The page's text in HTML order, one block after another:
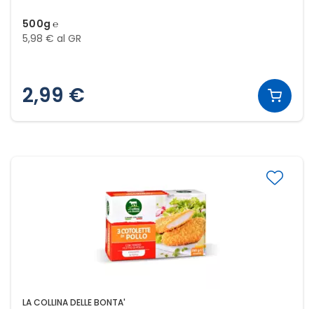
500g ℮
5,98 € al GR
2,99 €
LA COLLINA DELLE BONTA'